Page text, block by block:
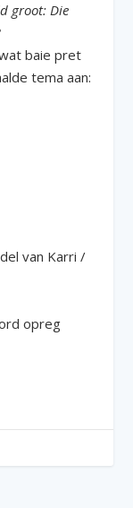
groot: Die
baie pret
tema aan:
van Karri /
opreg